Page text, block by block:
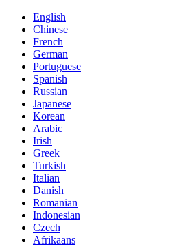
English
Chinese
French
German
Portuguese
Spanish
Russian
Japanese
Korean
Arabic
Irish
Greek
Turkish
Italian
Danish
Romanian
Indonesian
Czech
Afrikaans